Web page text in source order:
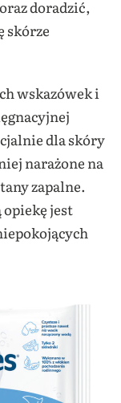
doradzić,
skórze
wskazówek i
dla skóry
narażone na
zapalne.
opiekę jest